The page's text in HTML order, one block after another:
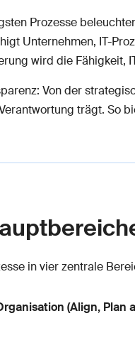
Prozesse
Unternehmen, IT-
wird die Fähigkeit,
Von der
trägt. So
in vier zentrale
(Align, Plan